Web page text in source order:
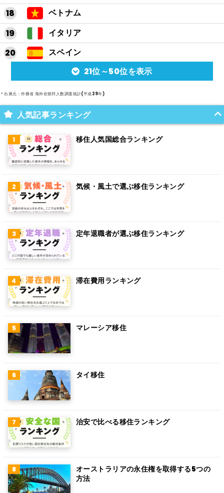
ベトナム
イタリア
スペイン
アルゼンチン
メキシコ
スイス
オランダ
グアム
パラグアイ
アラブ首長国連邦
スウェーデン
ペルー
ボリビア
カンボジア
オーストリア
ロシア
ミャンマー
アイルランド
トルコ
フィンランド
チェコ
チリ
デンマーク
21位～50位を表示
＊出展元：外務省 海外在留邦人数調査統計(平成29年)
人気記事ランキング
移住人気国総合ランキング
気候・風土で選ぶ移住ランキング
定年退職者が選ぶ移住ランキング
滞在費用ランキング
マレーシア移住
タイ移住
治安で比べる移住ランキング
オーストラリアの永住権を取得する5つの
方法